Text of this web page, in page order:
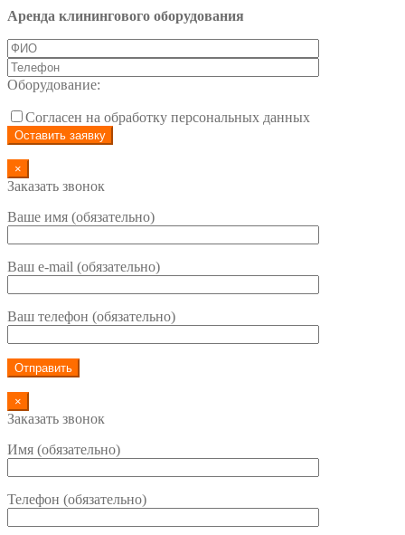
Аренда клинингового оборудования
Оборудование:
Согласен на обработку персональных данных
×
Заказать звонок
Ваше имя (обязательно)
Ваш e-mail (обязательно)
Ваш телефон (обязательно)
×
Заказать звонок
Имя (обязательно)
Телефон (обязательно)